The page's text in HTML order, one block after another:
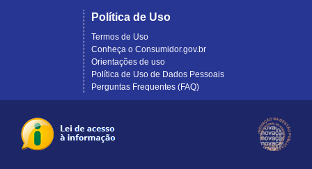
Política de Uso
Termos de Uso
Conheça o Consumidor.gov.br
Orientações de uso
Política de Uso de Dados Pessoais
Perguntas Frequentes (FAQ)